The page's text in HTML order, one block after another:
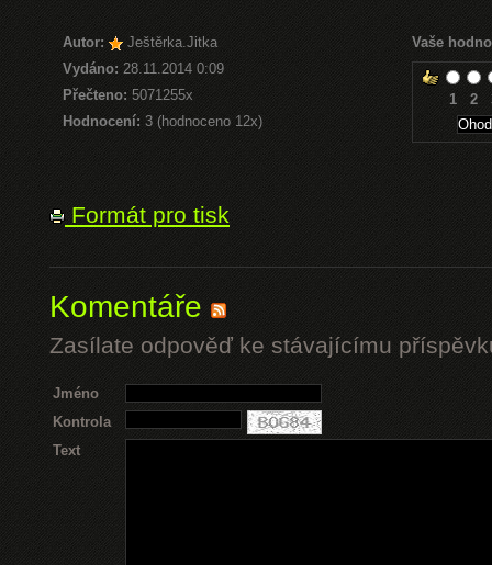
Autor:
Ještěrka.Jitka
Vydáno: 28.11.2014 0:09
Přečteno:5071255x
Hodnocení: 3 (hodnoceno 12x)
Vaše
1 2
Formát pro tisk
Komentáře
Zasílate odpověď ke stávajícímu
Jméno
Kontrola
Text